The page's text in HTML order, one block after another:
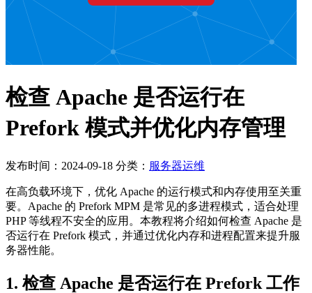
检查 Apache 是否运行在
Prefork 模式并优化内存管理
发布时间：2024-09-18 分类： 服务器运维
在高负载环境下，优化 Apache 的运行模式和内存使用至关重
要。Apache 的 Prefork MPM 是常见的多进程模式，适合处理
PHP 等线程不安全的应用。本教程将介绍如何检查 Apache 是
否运行在 Prefork 模式，并通过优化内存和进程配置来提升服
务器性能。
1. 检查 Apache 是否运行在 Prefork 工作